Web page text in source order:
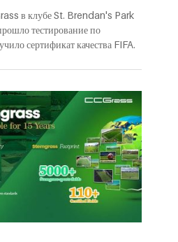
в клубе St. Brendan's Park
тестирование по
сертификат качества FIFA.